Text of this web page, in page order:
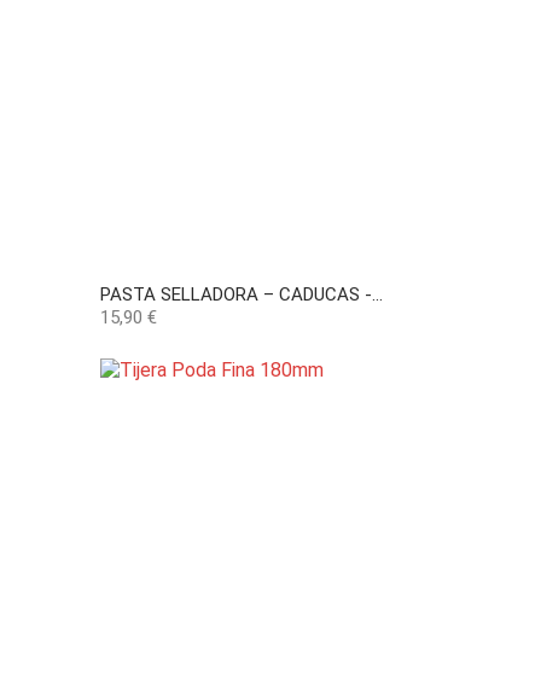
PASTA SELLADORA – CADUCAS -...
Precio
15,90 €